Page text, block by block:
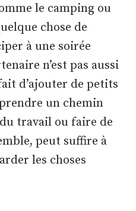
le camping ou
chose de
à une soirée
n’est pas aussi
d’ajouter de petits
un chemin
travail ou faire de
peut suffire à
les choses